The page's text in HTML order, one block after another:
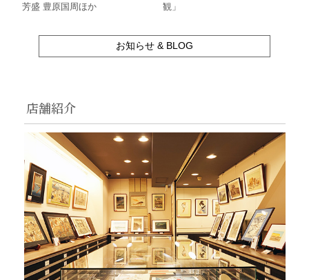
芳盛 豊原国周ほか
観」
お知らせ & BLOG
店舗紹介